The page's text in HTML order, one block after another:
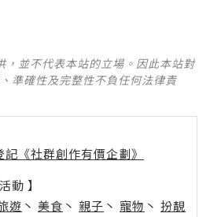
，並不代表本站的立場。因此本站對
準確性及完整性不負任何法律責
記《社群創作有價企劃》
動 】
遊 丶 美食 丶 親子 丶 寵物 丶 扮靚